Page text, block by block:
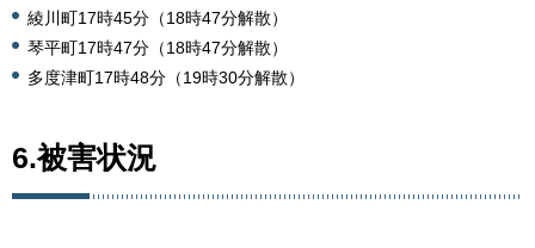
綾川町17時45分（18時47分解散）
琴平町17時47分（18時47分解散）
多度津町17時48分（19時30分解散）
6.被害状況